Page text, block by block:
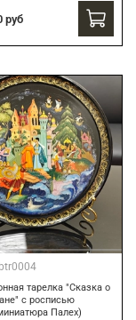
руб
тарелка "Сказка о
с росписью
Палех)